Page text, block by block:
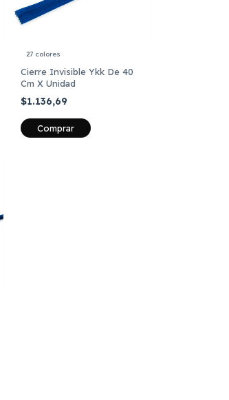
27 colores
Cierre Invisible Ykk De 40
Cm X Unidad
$1.136,69
Comprar